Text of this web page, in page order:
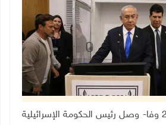
تل أبيب 16-12-2024 وفا- وصل رئيس الحكومة الإسرائيلية